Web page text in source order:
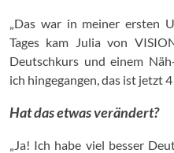
„Das war in meiner ersten
Tages kam Julia von
Deutschkurs und einem
ich hingegangen, das ist jetzt 4
Hat das etwas verändert?
„Ja! Ich habe viel besser